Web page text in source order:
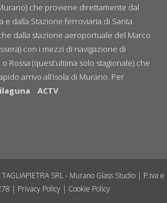
che proviene direttamente dal
e dalla Stazione ferroviaria di Santa
dalla stazione aeroportuale del Marco
con i mezzi di navigazione di
Rossa (quest’ultima solo stagionale) che
arrivo all’isola di Murano. Per
ACTV
SRL - Murano Glass Studio | P.Iva e
| Privacy Policy | Cookie Policy